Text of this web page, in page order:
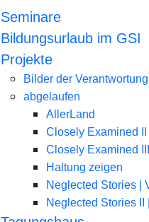
Seminare
Bildungsurlaub im GSI
Projekte
Bilder der
abgelaufen
AllerLand
Closely Examined II
Closely Examined
Haltung zeigen
Neglected Stories |
Neglected Stories II